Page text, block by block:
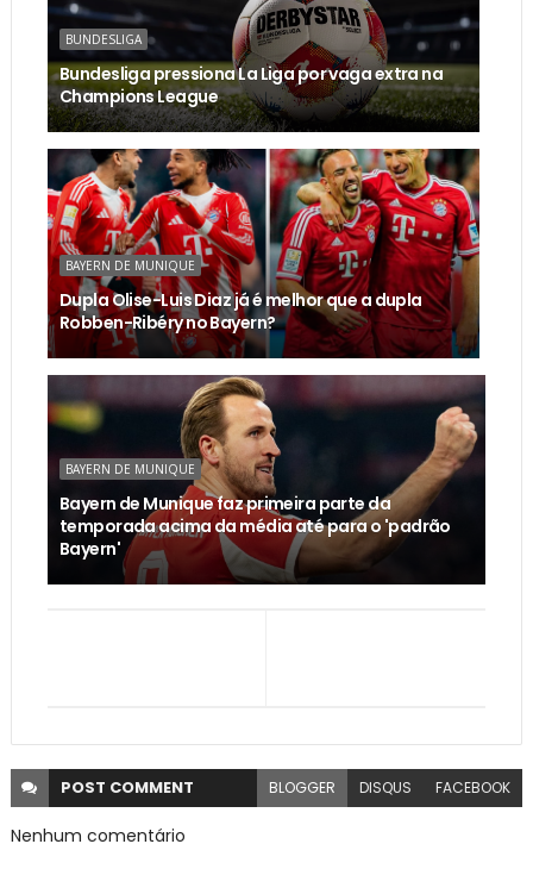
BUNDESLIGA
Bundesliga pressiona La Liga por vaga extra na
Champions League
BAYERN DE MUNIQUE
Dupla Olise-Luis Diaz já é melhor que a dupla
Robben-Ribéry no Bayern?
BAYERN DE MUNIQUE
Bayern de Munique faz primeira parte da
temporada acima da média até para o 'padrão
Bayern'
POST COMMENT BLOGGER DISQUS FACEBOOK
Nenhum comentário